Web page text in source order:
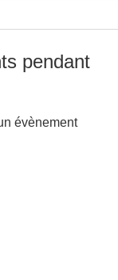
pendant
évènement